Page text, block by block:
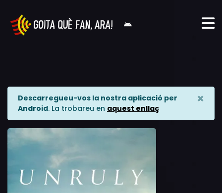
Descarregueu-vos la nostra aplicació per
Android. La trobareu en aquest enllaç
×